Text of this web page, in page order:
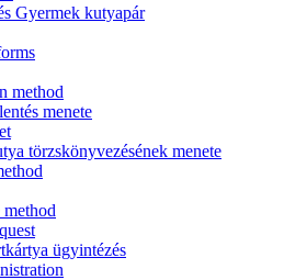
Gyermek kutyapár
method
menete
törzskönyvezésének menete
ügyintézés